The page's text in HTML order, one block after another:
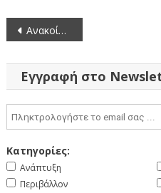
Πλοήγηση
άρθρων
Ανακοίνωση προκήρυξης θέσεων από τον Ευρωπαϊκό Οργανισμό για την Ασφάλεια των Δικτύων και των Πληροφοριών (ENISA) (30-3-2020)
Εγγραφή στο
Κατηγορίες:
Ανάπτυξη
Περιβάλλον